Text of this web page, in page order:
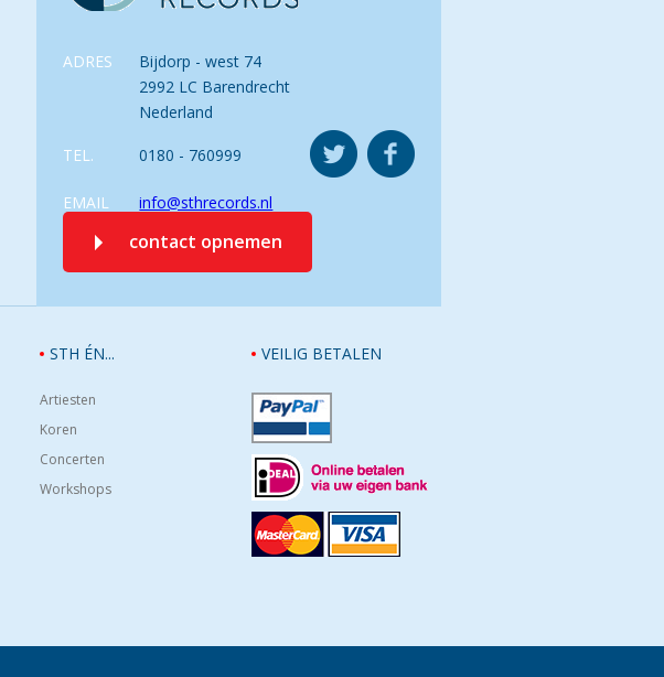
ADRES
Bijdorp - west 74
2992 LC Barendrecht
Nederland
TEL. 0180 - 760999
EMAIL info@sthrecords.nl
contact opnemen
VEILIG BETALEN
STH ÉN...
Artiesten
Koren
Concerten
Workshops